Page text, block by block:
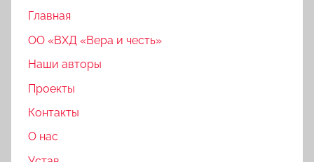
Главная
ОО «ВХД «Вера и честь»
Наши авторы
Проекты
Контакты
О нас